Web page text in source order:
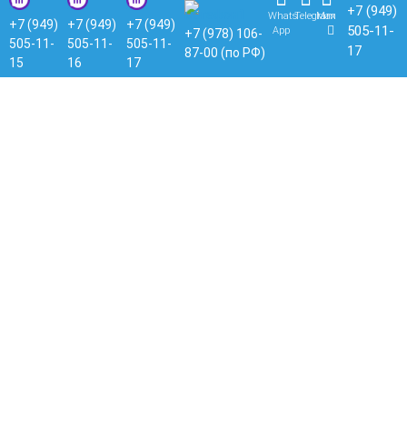
+7 (949)
505-11-
15
+7 (949)
505-11-
16
+7 (949)
505-11-
17
+7 (978) 106-
87-00 (по РФ)
Whats
App
Telegram
Max
+7 (949)
505-11-
17